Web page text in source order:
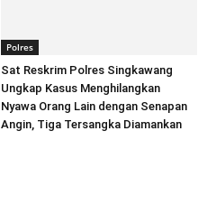
Polres
Sat Reskrim Polres Singkawang
Ungkap Kasus Menghilangkan
Nyawa Orang Lain dengan Senapan
Angin, Tiga Tersangka Diamankan